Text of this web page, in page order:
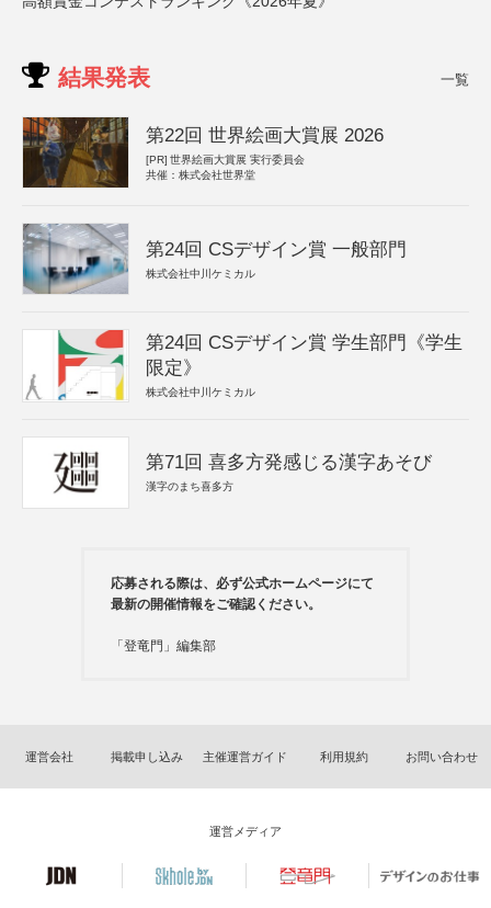
結果発表 一覧
第22回 世界絵画大賞展 2026
[PR] 世界絵画大賞展 実行委員会
共催：株式会社世界堂
第24回 CSデザイン賞 一般部門
株式会社中川ケミカル
第24回 CSデザイン賞 学生部門《学生
限定》
株式会社中川ケミカル
第71回 喜多方発感じる漢字あそび
漢字のまち喜多方
応募される際は、必ず公式ホームページにて
最新の開催情報をご確認ください。
「登竜門」編集部
運営会社 掲載申し込み 主催運営ガイド 利用規約 お問い合わせ
運営メディア